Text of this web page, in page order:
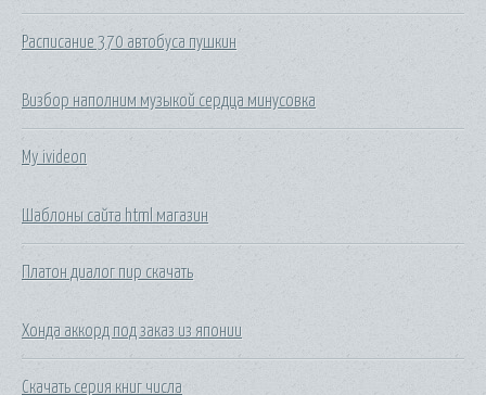
Расписание 370 автобуса пушкин
Визбор наполним музыкой сердца минусовка
My ivideon
Шаблоны сайта html магазин
Платон диалог пир скачать
Хонда аккорд под заказ из японии
Скачать серия книг числа